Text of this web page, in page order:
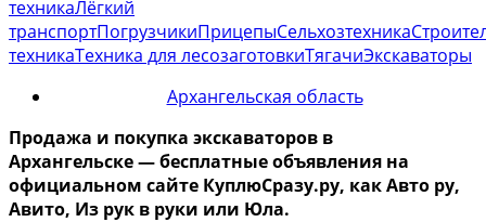
техникаЛёгкий
транспортПогрузчикиПрицепыСельхозтехника
техникаТехника для лесозаготовкиТягачиЭкскаваторы
Архангельская область
Продажа и покупка экскаваторов в
Архангельске— бесплатные объявления на
официальном сайте КуплюСразу.ру, как Авто ру,
Авито, Из рук в руки или Юла.